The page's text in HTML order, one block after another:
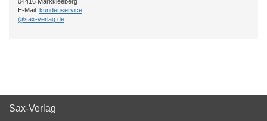
E-Mail: kundenservice
@sax-verlag.de
Sax-Verlag